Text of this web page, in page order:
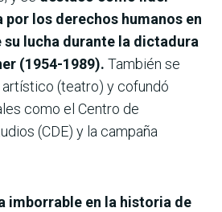
los derechos humanos en
su lucha durante la dictadura
(1954-1989). También se
(teatro) y cofundó
como el Centro de
(CDE) y la campaña
imborrable en la historia de